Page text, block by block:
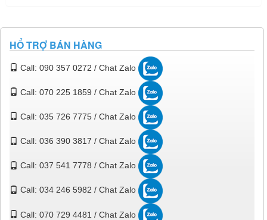
HỔ TRỢ BÁN HÀNG
Call: 090 357 0272 / Chat Zalo
Call: 070 225 1859 / Chat Zalo
Call: 035 726 7775 / Chat Zalo
Call: 036 390 3817 / Chat Zalo
Call: 037 541 7778 / Chat Zalo
Call: 034 246 5982 / Chat Zalo
Call: 070 729 4481 / Chat Zalo